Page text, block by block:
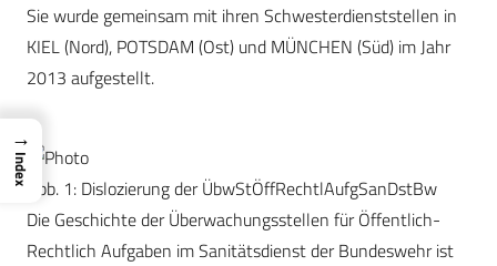
Sie wurde gemeinsam mit ihren Schwesterdienststellen in
KIEL (Nord), POTSDAM (Ost) und MÜNCHEN (Süd) im Jahr
2013 aufgestellt.
Abb. 1: Dislozierung der ÜbwStÖffRechtlAufgSanDstBw
Die Geschichte der Überwachungsstellen für Öffentlich-
Rechtlich Aufgaben im Sanitätsdienst der Bundeswehr ist
→
Index